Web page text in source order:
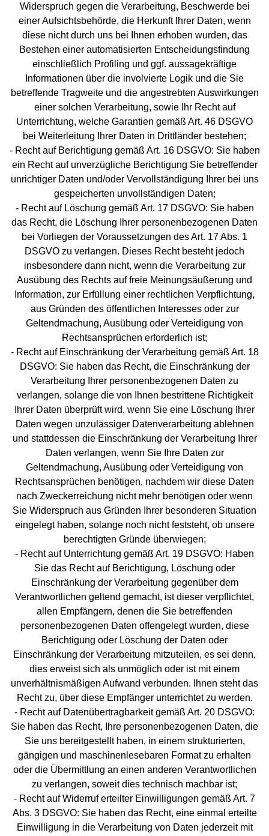
Widerspruch gegen die Verarbeitung, Beschwerde bei
einer Aufsichtsbehörde, die Herkunft Ihrer Daten, wenn
diese nicht durch uns bei Ihnen erhoben wurden, das
Bestehen einer automatisierten Entscheidungsfindung
einschließlich Profiling und ggf. aussagekräftige
Informationen über die involvierte Logik und die Sie
betreffende Tragweite und die angestrebten Auswirkungen
einer solchen Verarbeitung, sowie Ihr Recht auf
Unterrichtung, welche Garantien gemäß Art. 46 DSGVO
bei Weiterleitung Ihrer Daten in Drittländer bestehen;
- Recht auf Berichtigung gemäß Art. 16 DSGVO: Sie haben
ein Recht auf unverzügliche Berichtigung Sie betreffender
unrichtiger Daten und/oder Vervollständigung Ihrer bei uns
gespeicherten unvollständigen Daten;
- Recht auf Löschung gemäß Art. 17 DSGVO: Sie haben
das Recht, die Löschung Ihrer personenbezogenen Daten
bei Vorliegen der Voraussetzungen des Art. 17 Abs. 1
DSGVO zu verlangen. Dieses Recht besteht jedoch
insbesondere dann nicht, wenn die Verarbeitung zur
Ausübung des Rechts auf freie Meinungsäußerung und
Information, zur Erfüllung einer rechtlichen Verpflichtung,
aus Gründen des öffentlichen Interesses oder zur
Geltendmachung, Ausübung oder Verteidigung von
Rechtsansprüchen erforderlich ist;
- Recht auf Einschränkung der Verarbeitung gemäß Art. 18
DSGVO: Sie haben das Recht, die Einschränkung der
Verarbeitung Ihrer personenbezogenen Daten zu
verlangen, solange die von Ihnen bestrittene Richtigkeit
Ihrer Daten überprüft wird, wenn Sie eine Löschung Ihrer
Daten wegen unzulässiger Datenverarbeitung ablehnen
und stattdessen die Einschränkung der Verarbeitung Ihrer
Daten verlangen, wenn Sie Ihre Daten zur
Geltendmachung, Ausübung oder Verteidigung von
Rechtsansprüchen benötigen, nachdem wir diese Daten
nach Zweckerreichung nicht mehr benötigen oder wenn
Sie Widerspruch aus Gründen Ihrer besonderen Situation
eingelegt haben, solange noch nicht feststeht, ob unsere
berechtigten Gründe überwiegen;
- Recht auf Unterrichtung gemäß Art. 19 DSGVO: Haben
Sie das Recht auf Berichtigung, Löschung oder
Einschränkung der Verarbeitung gegenüber dem
Verantwortlichen geltend gemacht, ist dieser verpflichtet,
allen Empfängern, denen die Sie betreffenden
personenbezogenen Daten offengelegt wurden, diese
Berichtigung oder Löschung der Daten oder
Einschränkung der Verarbeitung mitzuteilen, es sei denn,
dies erweist sich als unmöglich oder ist mit einem
unverhältnismäßigen Aufwand verbunden. Ihnen steht das
Recht zu, über diese Empfänger unterrichtet zu werden.
- Recht auf Datenübertragbarkeit gemäß Art. 20 DSGVO:
Sie haben das Recht, Ihre personenbezogenen Daten, die
Sie uns bereitgestellt haben, in einem strukturierten,
gängigen und maschinenlesebaren Format zu erhalten
oder die Übermittlung an einen anderen Verantwortlichen
zu verlangen, soweit dies technisch machbar ist;
- Recht auf Widerruf erteilter Einwilligungen gemäß Art. 7
Abs. 3 DSGVO: Sie haben das Recht, eine einmal erteilte
Einwilligung in die Verarbeitung von Daten jederzeit mit